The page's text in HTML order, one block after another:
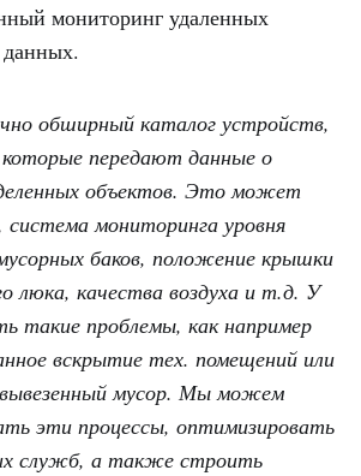
мониторинг удаленных
обширный каталог устройств,
передают данные о
объектов. Это может
мониторинга уровня
баков, положение крышки
люка, качества воздуха и т.д. У
такие проблемы, как например
вскрытие тех. помещений или
вывезенный мусор. Мы можем
эти процессы, оптимизировать
служб, а также строить